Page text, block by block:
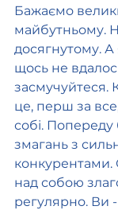
Бажаємо
майбутньому.
досягнутому.
щось не
засмучуйтеся.
це, перш за
собі. Попереду
змагань з
над собою
регулярно. Ви